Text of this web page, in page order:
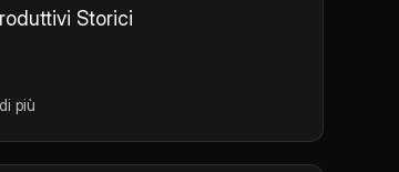
Storici
più